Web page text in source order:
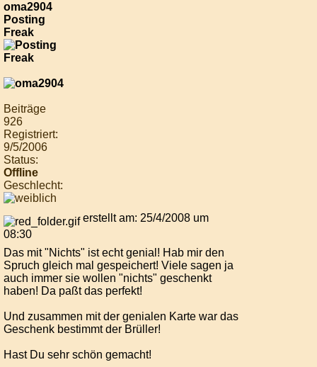
oma2904
Posting
Freak
Beiträge
926
Registriert:
9/5/2006
Status:
Offline
Geschlecht:
erstellt am: 25/4/2008 um
08:30
Das mit "Nichts" ist echt genial! Hab mir den
Spruch gleich mal gespeichert! Viele sagen ja
auch immer sie wollen "nichts" geschenkt
haben! Da paßt das perfekt!
Und zusammen mit der genialen Karte war das
Geschenk bestimmt der Brüller!
Hast Du sehr schön gemacht!